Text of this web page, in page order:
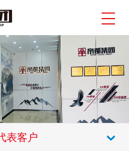
表客户